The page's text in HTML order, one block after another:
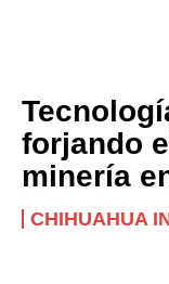
forjando
minería
CHIHUAHUA